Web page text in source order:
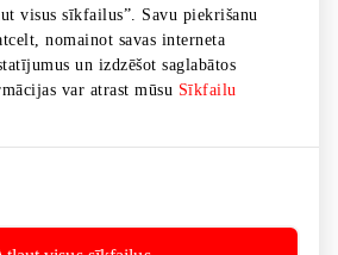
visus sīkfailus”. Savu piekrišanu
nomainot savas interneta
un izdzēšot saglabātos
var atrast mūsu Sīkfailu
о радости, поэтому мы открываем
и красоты каждому, кто готов
радостными акцентами. Мы
для каждого, позволяя войти,
жизни, – актуальные,